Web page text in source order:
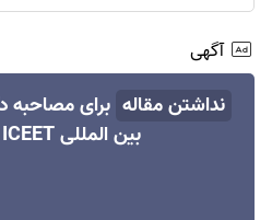
آگهی
نداشتن مقاله
بین المللی ICEET جبران کنید